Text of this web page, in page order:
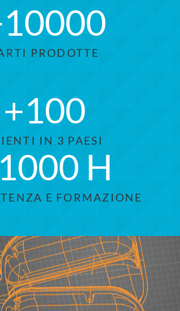
10000
PRODOTTE
+100
IN 3 PAESI
1000 H
E FORMAZIONE